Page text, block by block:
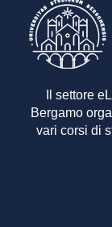
Il settore
Bergamo
vari corsi di